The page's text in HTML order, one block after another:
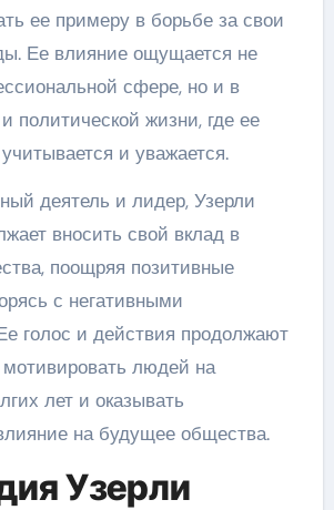
ее примеру в борьбе за свои
Ее влияние ощущается не
сфере, но и в
политической жизни, где ее
и уважается.
деятель и лидер, Узерли
вносить свой вклад в
поощряя позитивные
с негативными
голос и действия продолжают
людей на
лет и оказывать
на будущее общества.
Узерли